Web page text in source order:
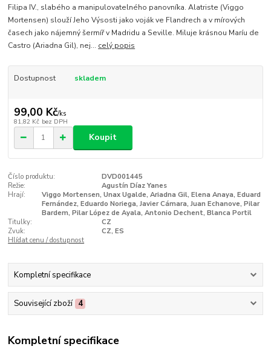
Filipa IV., slabého a manipulovatelného panovníka. Alatriste (Viggo
Mortensen) slouží Jeho Výsosti jako voják ve Flandrech a v mírových
časech jako nájemný šermíř v Madridu a Seville. Miluje krásnou Maríu de
Castro (Ariadna Gil), nej... celý popis
Dostupnost skladem
99,00 Kč/ks
81,82 Kč bez DPH
Koupit
Číslo produktu:
DVD001445
Režie:
Agustín Díaz Yanes
Hrají:
Viggo Mortensen, Unax Ugalde, Ariadna Gil, Elena Anaya, Eduard
Fernández, Eduardo Noriega, Javier Cámara, Juan Echanove, Pilar
Bardem, Pilar López de Ayala, Antonio Dechent, Blanca Portil
Titulky:
CZ
Zvuk:
CZ, ES
Hlídat cenu / dostupnost
Kompletní specifikace
Související zboží 4
Kompletní specifikace